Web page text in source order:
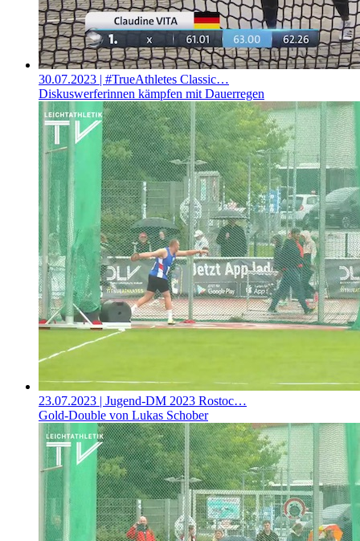
30.07.2023 | #TrueAthletes Classic…
Diskuswerferinnen kämpfen mit Dauerregen
23.07.2023 | Jugend-DM 2023 Rostoc…
Gold-Double von Lukas Schober